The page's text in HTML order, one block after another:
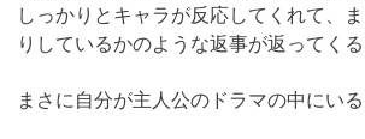
しっかりとキャラが反応してくれて、
りしているかのような返事が返ってくる
まさに自分が主人公のドラマの中にいる